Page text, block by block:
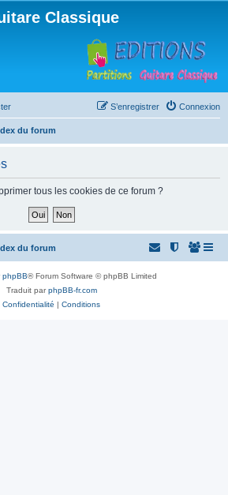
Classique
Connexion
S’enregistrer
du forum
tous les cookies de ce forum ?
du forum
phpBB® Forum Software © phpBB Limited
Traduit parphpBB-fr.com
Confidentialité | Conditions